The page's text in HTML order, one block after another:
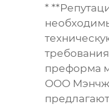
*
преформа
ООО